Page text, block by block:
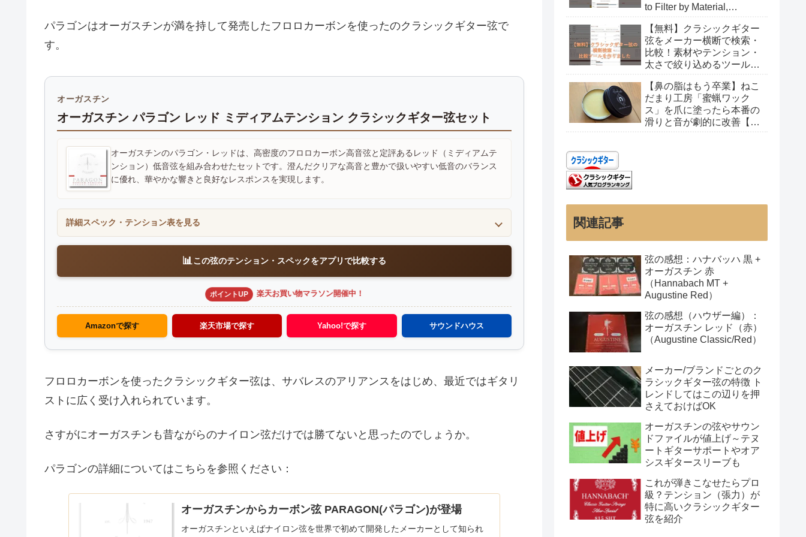
パラゴンはオーガスチンが満を持して発売したフロロカーボンを使ったのクラシックギター弦で
す。
オーガスチン
オーガスチン パラゴン レッド ミディアムテンション クラシックギター弦セット
オーガスチンのパラゴン・レッドは、高密度のフロロカーボン高音弦と定評あるレッド（ミディアムテ
ンション）低音弦を組み合わせたセットです。澄んだクリアな高音と豊かで扱いやすい低音のバランス
に優れ、華やかな響きと良好なレスポンスを実現します。
詳細スペック・テンション表を見る
📊この弦のテンション・スペックをアプリで比較する
ポイントUP 楽天お買い物マラソン開催中！
Amazonで探す 楽天市場で探す Yahoo!で探す サウンドハウス
フロロカーボンを使ったクラシックギター弦は、サバレスのアリアンスをはじめ、最近ではギタリ
ストに広く受け入れられています。
さすがにオーガスチンも昔ながらのナイロン弦だけでは勝てないと思ったのでしょうか。
パラゴンの詳細についてはこちらを参照ください：
オーガスチンからカーボン弦 PARAGON(パラゴン)が登場
オーガスチンといえばナイロン弦を世界で初めて開発したメーカーとして知られ
to Filter by Material,
【無料】クラシックギター
弦をメーカー横断で検索・
比較！素材やテンション・
太さで絞り込めるツールを
【鼻の脂はもう卒業】ねこ
だまり工房「蜜蝋ワック
ス」を爪に塗ったら本番の
滑りと音が劇的に改善【レ
関連記事
弦の感想：ハナバッハ 黒 +
オーガスチン 赤
（Hannabach MT +
Augustine Red）
弦の感想（ハウザー編）：
オーガスチン レッド（赤）
（Augustine Classic/Red）
メーカー/ブランドごとのク
ラシックギター弦の特徴 ト
レンドしてはこの辺りを押
さえておけばOK
オーガスチンの弦やサウン
ドファイルが値上げ～テヌ
ートギターサポートやオア
シスギタースリーブも
これが弾きこなせたらプロ
級？テンション（張力）が
特に高いクラシックギター
弦を紹介